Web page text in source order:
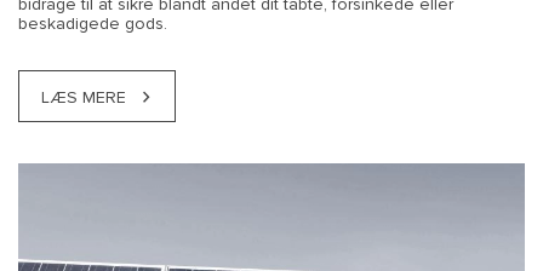
beskadigede gods.
LÆS MERE